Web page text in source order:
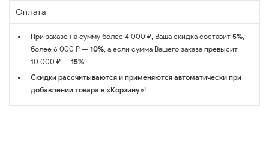
Оплата
При заказе на сумму более 4 000 ₽, Ваша скидка составит 5%,
более 6 000 ₽ — 10%, а если сумма Вашего заказа превысит
10 000 ₽ — 15%!
Скидки рассчитываются и применяются автоматически при
добавлении товара в «Корзину»!